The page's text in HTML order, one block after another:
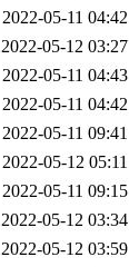
2022-05-11 04:42
2022-05-12 03:27
2022-05-11 04:43
2022-05-11 04:42
2022-05-11 09:41
2022-05-12 05:11
2022-05-11 09:15
2022-05-12 03:34
2022-05-12 03:59